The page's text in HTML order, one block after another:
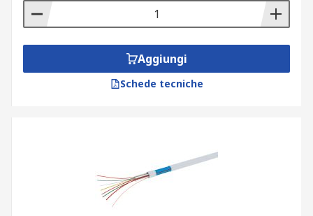
Aggiungi
Schede tecniche